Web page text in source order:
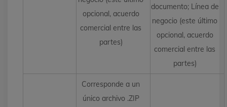
opcional, acuerdo
comercial entre las
partes)
documento; Línea de
negocio (este último
opcional, acuerdo
comercial entre las
partes)
Corresponde a un
único archivo .ZIP